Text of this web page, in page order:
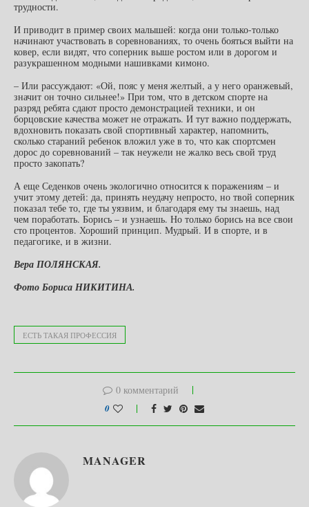
трудности.
И приводит в пример своих малышей: когда они только-только
начинают участвовать в соревнованиях, то очень бояться выйти на
ковер, если видят, что соперник выше ростом или в дорогом и
разукрашенном модными нашивками кимоно.
– Или рассуждают: «Ой, пояс у меня желтый, а у него оранжевый,
значит он точно сильнее!» При том, что в детском спорте на
разряд ребята сдают просто демонстрацией техники, и он
борцовские качества может не отражать. И тут важно поддержать,
вдохновить показать свой спортивный характер, напомнить,
сколько стараний ребенок вложил уже в то, что как спортсмен
дорос до соревнований – так неужели не жалко весь свой труд
просто закопать?
А еще Седенков очень экологично относится к поражениям – и
учит этому детей: да, принять неудачу непросто, но твой соперник
показал тебе то, где ты уязвим, и благодаря ему ты знаешь, над
чем поработать. Борись – и узнаешь. Но только борись на все свои
сто процентов. Хороший принцип. Мудрый. И в спорте, и в
педагогике, и в жизни.
Вера ПОЛЯНСКАЯ.
Фото Бориса НИКИТИНА.
ЕСТЬ ТАКАЯ ПРОФЕССИЯ
0 комментарий
0
MANAGER